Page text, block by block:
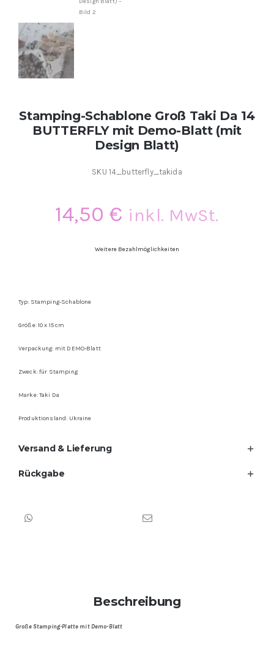
Kundenbewertungen
Stamping-Schablone Groß Taki Da 14
BUTTERFLY mit Demo-Blatt (mit
Design Blatt)
SKU 14_butterfly_takida
14,50€ inkl. MwSt.
Weitere Bezahlmöglichkeiten
Typ: Stamping-Schablone
Größe: 10 x 15 cm
Verpackung: mit DEMO-Blatt
Zweck: für Stamping
Marke: Taki Da
Produktionsland: Ukraine
Versand & Lieferung
Rückgabe
Beschreibung
Große Stamping-Platte mit Demo-Blatt